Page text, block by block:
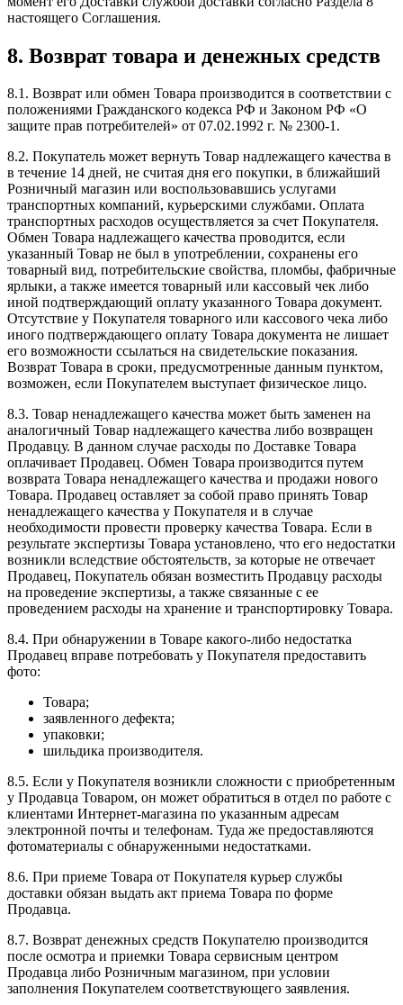
настоящего Соглашения.
8. Возврат товара и денежных средств
8.1. Возврат или обмен Товара производится в соответствии с
положениями Гражданского кодекса РФ и Законом РФ «О
защите прав потребителей» от 07.02.1992 г. № 2300-1.
8.2. Покупатель может вернуть Товар надлежащего качества в
в течение 14 дней, не считая дня его покупки, в ближайший
Розничный магазин или воспользовавшись услугами
транспортных компаний, курьерскими службами. Оплата
транспортных расходов осуществляется за счет Покупателя.
Обмен Товара надлежащего качества проводится, если
указанный Товар не был в употреблении, сохранены его
товарный вид, потребительские свойства, пломбы, фабричные
ярлыки, а также имеется товарный или кассовый чек либо
иной подтверждающий оплату указанного Товара документ.
Отсутствие у Покупателя товарного или кассового чека либо
иного подтверждающего оплату Товара документа не лишает
его возможности ссылаться на свидетельские показания.
Возврат Товара в сроки, предусмотренные данным пунктом,
возможен, если Покупателем выступает физическое лицо.
8.3. Товар ненадлежащего качества может быть заменен на
аналогичный Товар надлежащего качества либо возвращен
Продавцу. В данном случае расходы по Доставке Товара
оплачивает Продавец. Обмен Товара производится путем
возврата Товара ненадлежащего качества и продажи нового
Товара. Продавец оставляет за собой право принять Товар
ненадлежащего качества у Покупателя и в случае
необходимости провести проверку качества Товара. Если в
результате экспертизы Товара установлено, что его недостатки
возникли вследствие обстоятельств, за которые не отвечает
Продавец, Покупатель обязан возместить Продавцу расходы
на проведение экспертизы, а также связанные с ее
проведением расходы на хранение и транспортировку Товара.
8.4. При обнаружении в Товаре какого-либо недостатка
Продавец вправе потребовать у Покупателя предоставить
фото:
Товара;
заявленного дефекта;
упаковки;
шильдика производителя.
8.5. Если у Покупателя возникли сложности с приобретенным
у Продавца Товаром, он может обратиться в отдел по работе с
клиентами Интернет-магазина по указанным адресам
электронной почты и телефонам. Туда же предоставляются
фотоматериалы с обнаруженными недостатками.
8.6. При приеме Товара от Покупателя курьер службы
доставки обязан выдать акт приема Товара по форме
Продавца.
8.7. Возврат денежных средств Покупателю производится
после осмотра и приемки Товара сервисным центром
Продавца либо Розничным магазином, при условии
заполнения Покупателем соответствующего заявления.